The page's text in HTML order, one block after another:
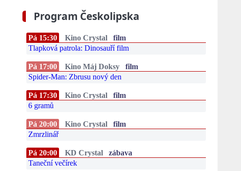
Program Českolipska
Pá 15:30 Kino Crystal
film
Tlapková patrola: Dinosauří film
Pá 17:00 Kino Máj Doksy
film
Spider-Man: Zbrusu nový den
Pá 17:30 Kino Crystal
film
6 gramů
Pá 20:00 Kino Crystal
film
Zmrzlinář
Pá 20:00 KD Crystal
zábava
Taneční večírek